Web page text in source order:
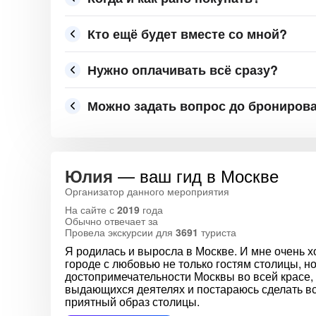
Кто ещё будет вместе со мной?
Нужно оплачивать всё сразу?
Можно задать вопрос до
Юлия — ваш гид в Москве
Организатор данного мероприятия
На сайте с 2019 года
Обычно отвечает за
Провела экскурсии для 3691 туриста
Я родилась и выросла в Москве. И мне очень
городе с любовью не только гостям столицы,
достопримечательности Москвы во всей
выдающихся деятелях и постараюсь сделать
приятный образ столицы.